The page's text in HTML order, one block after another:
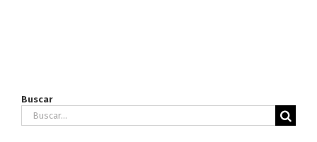
Buscar
Buscar: